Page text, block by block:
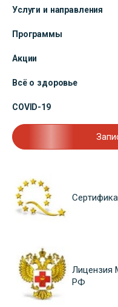
Услуги и направления
Программы
Акции
Всё о здоровье
COVID-19
Лицензия
РФ